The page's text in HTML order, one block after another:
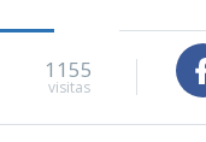
1155
visitas